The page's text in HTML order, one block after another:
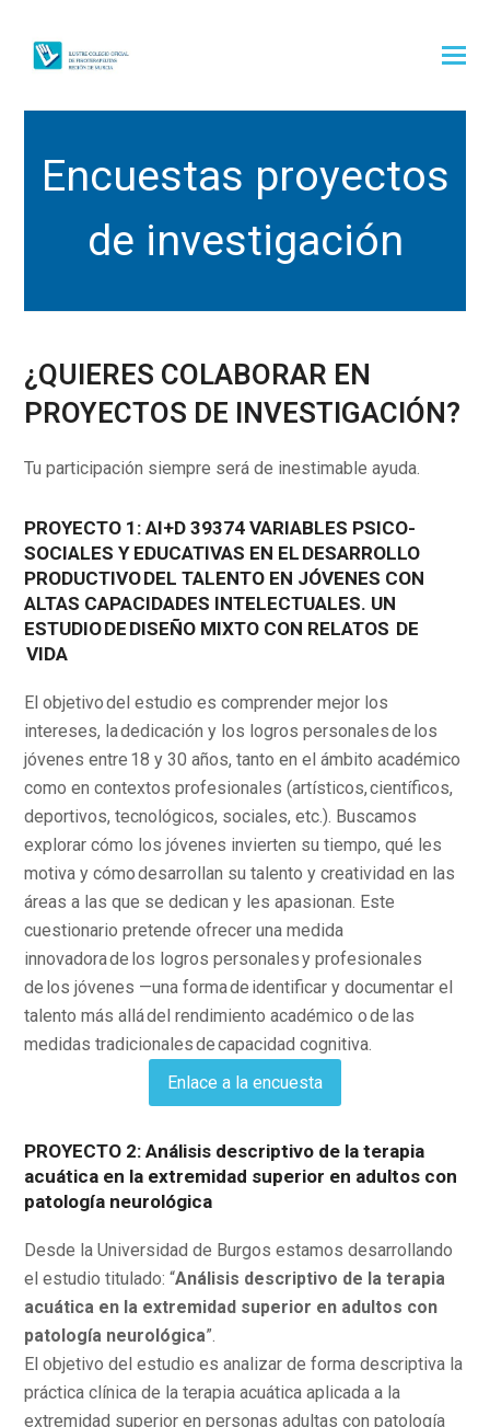
Encuestas proyectos
de investigación
¿QUIERES COLABORAR EN
PROYECTOS DE INVESTIGACIÓN?
Tu participación siempre será de inestimable ayuda.
PROYECTO 1: AI+D 39374 VARIABLES PSICO-
SOCIALES Y EDUCATIVAS EN EL DESARROLLO
PRODUCTIVO DEL TALENTO EN JÓVENES CON
ALTAS CAPACIDADES INTELECTUALES. UN
ESTUDIO DE DISEÑO MIXTO CON RELATOS DE
VIDA
El objetivo del estudio es comprender mejor los
intereses, la dedicación y los logros personales de los
jóvenes entre 18 y 30 años, tanto en el ámbito académico
como en contextos profesionales (artísticos, científicos,
deportivos, tecnológicos, sociales, etc.). Buscamos
explorar cómo los jóvenes invierten su tiempo, qué les
motiva y cómo desarrollan su talento y creatividad en las
áreas a las que se dedican y les apasionan. Este
cuestionario pretende ofrecer una medida
innovadora de los logros personales y profesionales
de los jóvenes —una forma de identificar y documentar el
talento más allá del rendimiento académico o de las
medidas tradicionales de capacidad cognitiva.
Enlace a la encuesta
PROYECTO 2: Análisis descriptivo de la terapia
acuática en la extremidad superior en adultos con
patología neurológica
Desde la Universidad de Burgos estamos desarrollando
el estudio titulado: “Análisis descriptivo de la terapia
acuática en la extremidad superior en adultos con
patología neurológica”.
El objetivo del estudio es analizar de forma descriptiva la
práctica clínica de la terapia acuática aplicada a la
extremidad superior en personas adultas con patología